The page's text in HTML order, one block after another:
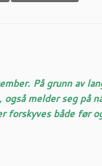
På grunn av
melder seg på
forskyves både før